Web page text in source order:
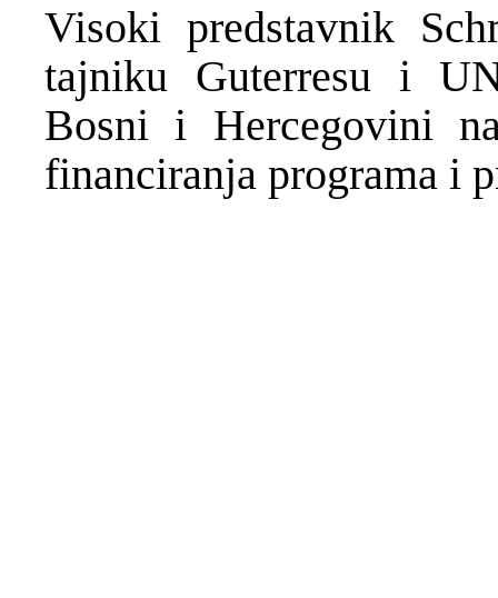
Visoki predstavnik
tajniku Guterresu i
Bosni i Hercegovini
financiranja programa i